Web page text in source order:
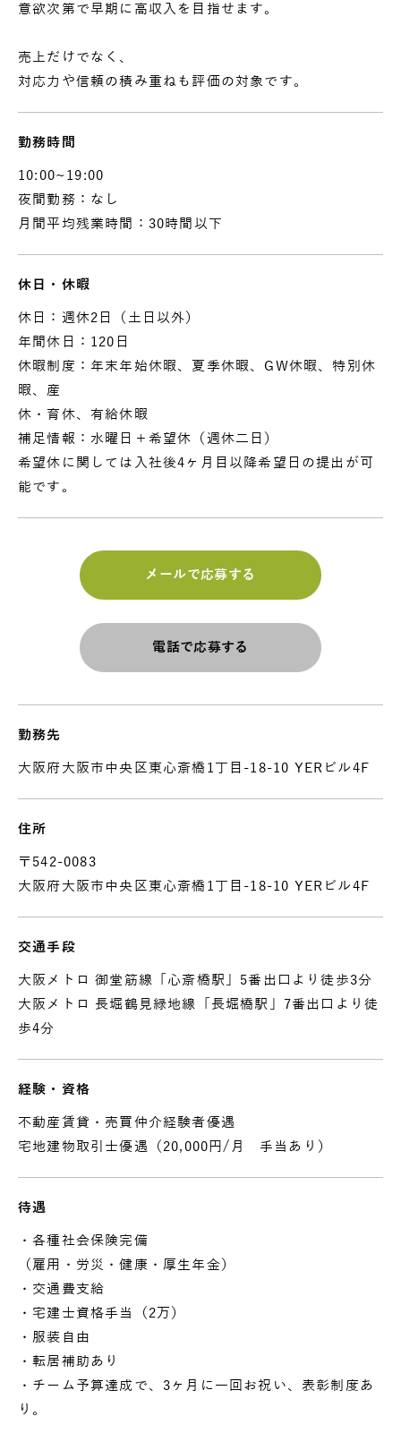
意欲次第で早期に高収入を目指せます。
売上だけでなく、
対応力や信頼の積み重ねも評価の対象です。
勤務時間
10:00~19:00
夜間勤務：なし
月間平均残業時間：30時間以下
休日・休暇
休日：週休2日（土日以外）
年間休日：120日
休暇制度：年末年始休暇、夏季休暇、GW休暇、特別休
暇、産
休・育休、有給休暇
補足情報：水曜日＋希望休（週休二日）
希望休に関しては入社後4ヶ月目以降希望日の提出が可
能です。
メールで応募する
電話で応募する
勤務先
大阪府大阪市中央区東心斎橋1丁目-18-10 YERビル4F
住所
〒542-0083
大阪府大阪市中央区東心斎橋1丁目-18-10 YERビル4F
交通手段
大阪メトロ 御堂筋線「心斎橋駅」5番出口より徒歩3分
大阪メトロ 長堀鶴見緑地線「長堀橋駅」7番出口より徒
歩4分
経験・資格
不動産賃貸・売買仲介経験者優遇
宅地建物取引士優遇（20,000円/月 手当あり）
待遇
・各種社会保険完備
（雇用・労災・健康・厚生年金）
・交通費支給
・宅建士資格手当（2万）
・服装自由
・転居補助あり
・チーム予算達成で、3ヶ月に一回お祝い、表彰制度あ
り。